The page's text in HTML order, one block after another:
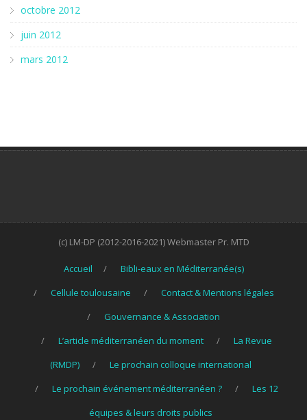
octobre 2012
juin 2012
mars 2012
(c) LM-DP (2012-2016-2021) Webmaster Pr. MTD
Accueil
Bibli-eaux en Méditerranée(s)
Cellule toulousaine
Contact & Mentions légales
Gouvernance & Association
L’article méditerranéen du moment
La Revue
(RMDP)
Le prochain colloque international
Le prochain événement méditerranéen ?
Les 12
équipes & leurs droits publics